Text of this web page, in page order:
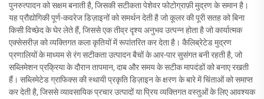
पुनरुत्पादन को सक्षम बनाती है, जिसकी सटीकता पेशेवर फोटोग्राफ़ी मुद्रण के समान है।
यह प्रौद्योगिकी पूर्ण-कवरेज डिज़ाइनों को समर्थन देती है जो कूलर की पूरी सतह को बिना
किसी विच्छेद के घेर लेते हैं, जिससे एक तीव्र दृश्य अनुभव उत्पन्न होता है जो कार्यात्मक
एक्सेसरीज़ को व्यक्तिगत कला कृतियों में रूपांतरित कर देता है। कैलिब्रेटेड मुद्रण
प्रणालियों के माध्यम से रंग सटीकता उत्पादन बैचों के आर-पार सुसंगत बनी रहती है, जो
सब्लिमेशन प्रक्रिया के दौरान तापमान, दाब और समय के सटीक मापदंडों को बनाए रखती
हैं। सब्लिमेटेड ग्राफिक्स की स्थायी प्रकृति डिज़ाइन के क्षरण के बारे में चिंताओं को समाप्त
कर देती है, जिससे व्यावसायिक प्रचार उत्पादों या प्रिय व्यक्तिगत वस्तुओं के लिए आवश्यक